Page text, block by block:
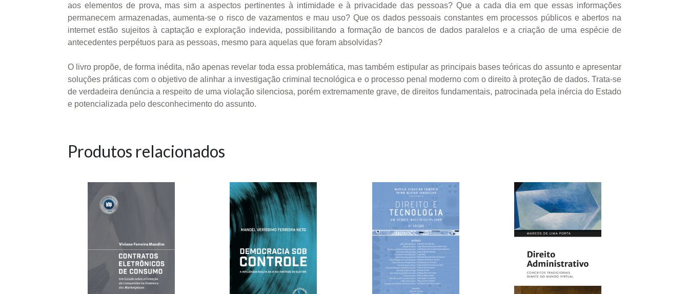
aos elementos de prova, mas sim a aspectos pertinentes à intimidade e à privacidade das pessoas? Que a cada dia em que essas informações
permanecem armazenadas, aumenta-se o risco de vazamentos e mau uso? Que os dados pessoais constantes em processos públicos e abertos na
internet estão sujeitos à captação e exploração indevida, possibilitando a formação de bancos de dados paralelos e a criação de uma espécie de
antecedentes perpétuos para as pessoas, mesmo para aquelas que foram absolvidas?
O livro propõe, de forma inédita, não apenas revelar toda essa problemática, mas também estipular as principais bases teóricas do assunto e apresentar
soluções práticas com o objetivo de alinhar a investigação criminal tecnológica e o processo penal moderno com o direito à proteção de dados. Trata-se
de verdadeira denúncia a respeito de uma violação silenciosa, porém extremamente grave, de direitos fundamentais, patrocinada pela inércia do Estado
e potencializada pelo desconhecimento do assunto.
Produtos relacionados